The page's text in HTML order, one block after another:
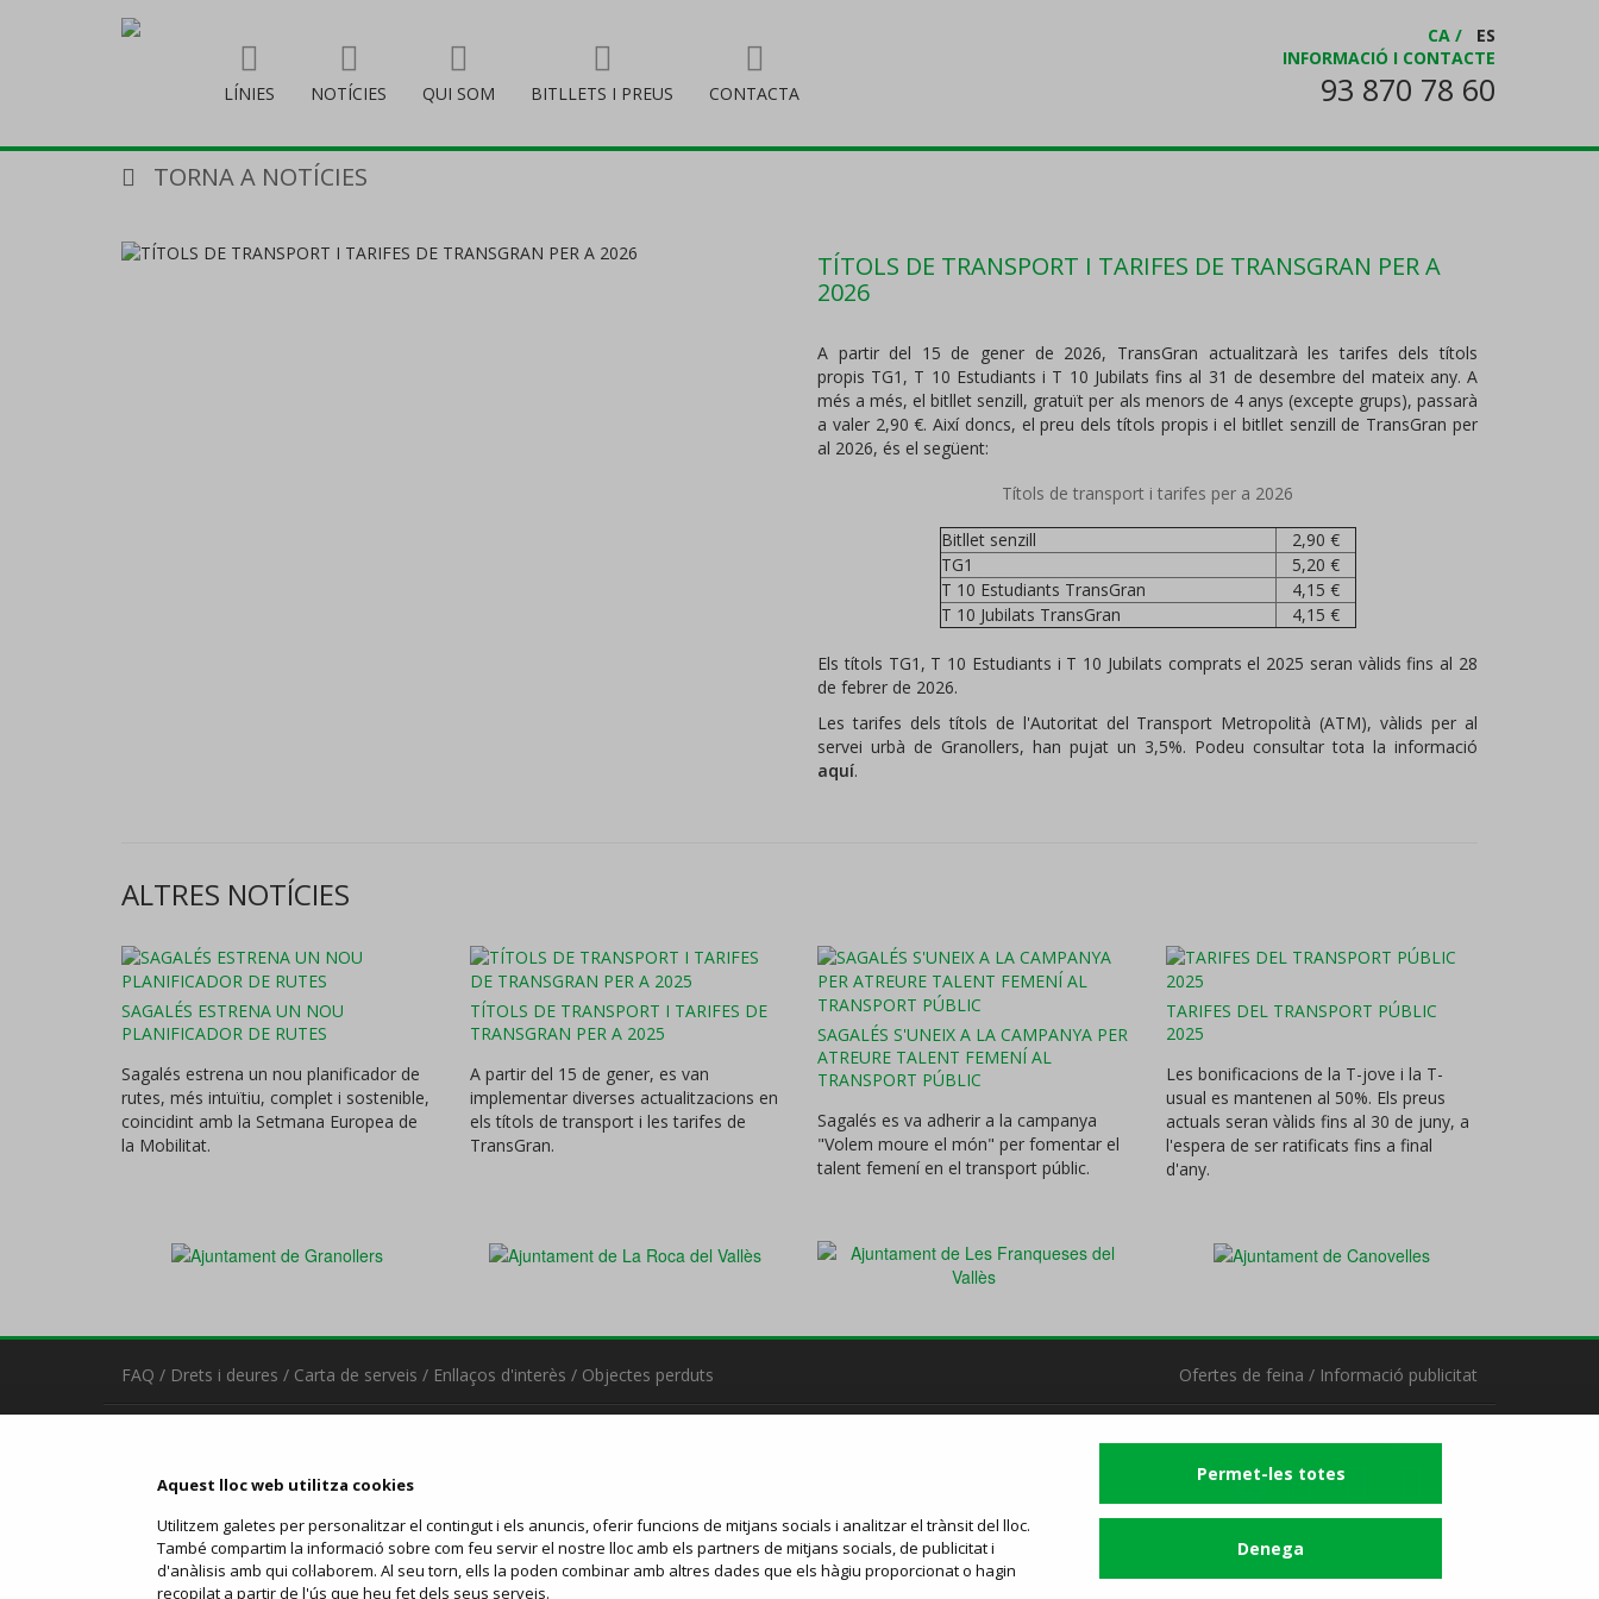
Aquest lloc web utilitza cookies
Utilitzem galetes per personalitzar el contingut i els anuncis, oferir funcions de mitjans socials i analitzar el trànsit del lloc.
També compartim la informació sobre com feu servir el nostre lloc amb els partners de mitjans socials, de publicitat i
d'anàlisis amb qui col·laborem. Al seu torn, ells la poden combinar amb altres dades que els hàgiu proporcionat o hagin
recopilat a partir de l'ús que heu fet dels seus serveis.
Permet-les totes
Denega
CA /
ES
INFORMACIÓ I CONTACTE
93 870 78 60
LÍNIES NOTÍCIES QUI SOM BITLLETS I PREUS CONTACTA
TORNA A NOTÍCIES
TÍTOLS DE TRANSPORT I TARIFES DE TRANSGRAN PER A
2026
A partir del 15 de gener de 2026, TransGran actualitzarà les tarifes dels títols
propis TG1, T 10 Estudiants i T 10 Jubilats fins al 31 de desembre del mateix any. A
més a més, el bitllet senzill, gratuït per als menors de 4 anys (excepte grups), passarà
a valer 2,90 €. Així doncs, el preu dels títols propis i el bitllet senzill de TransGran per
al 2026, és el següent:
Títols de transport i tarifes per a 2026
Bitllet senzill
2,90 €
TG1
5,20 €
T 10 Estudiants TransGran
4,15 €
T 10 Jubilats TransGran
4,15 €
Els títols TG1, T 10 Estudiants i T 10 Jubilats comprats el 2025 seran vàlids fins al 28
de febrer de 2026.
Les tarifes dels títols de l'Autoritat del Transport Metropolità (ATM), vàlids per al
servei urbà de Granollers, han pujat un 3,5%. Podeu consultar tota la informació
aquí.
ALTRES NOTÍCIES
SAGALÉS ESTRENA UN NOU
PLANIFICADOR DE RUTES
Sagalés estrena un nou planificador de
rutes, més intuïtiu, complet i sostenible,
coincidint amb la Setmana Europea de
la Mobilitat.
TÍTOLS DE TRANSPORT I TARIFES DE
TRANSGRAN PER A 2025
A partir del 15 de gener, es van
implementar diverses actualitzacions en
els títols de transport i les tarifes de
TransGran.
SAGALÉS S'UNEIX A LA CAMPANYA PER
ATREURE TALENT FEMENÍ AL
TRANSPORT PÚBLIC
Sagalés es va adherir a la campanya
"Volem moure el món" per fomentar el
talent femení en el transport públic.
TARIFES DEL TRANSPORT PÚBLIC
2025
Les bonificacions de la T-jove i la T-
usual es mantenen al 50%. Els preus
actuals seran vàlids fins al 30 de juny, a
l'espera de ser ratificats fins a final
d'any.
FAQ / Drets i deures / Carta de serveis / Enllaços d'interès / Objectes perduts Ofertes de feina / Informació publicitat
Estació d'Autobusos de Granollers
C/ Avinguda del Parc, 2 - 08402 Granollers
93 870 78 60 -mk@sagales.com
Servei operat per:
Segueix-nos